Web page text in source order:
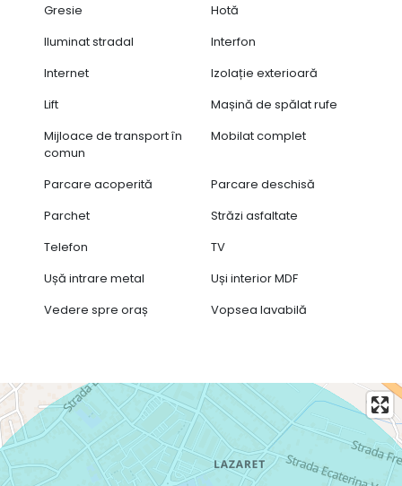
Gresie
Hotă
Iluminat stradal
Interfon
Internet
Izolație exterioară
Lift
Mașină de spălat rufe
Mijloace de transport în
comun
Mobilat complet
Parcare acoperită
Parcare deschisă
Parchet
Străzi asfaltate
Telefon
TV
Ușă intrare metal
Uși interior MDF
Vedere spre oraș
Vopsea lavabilă